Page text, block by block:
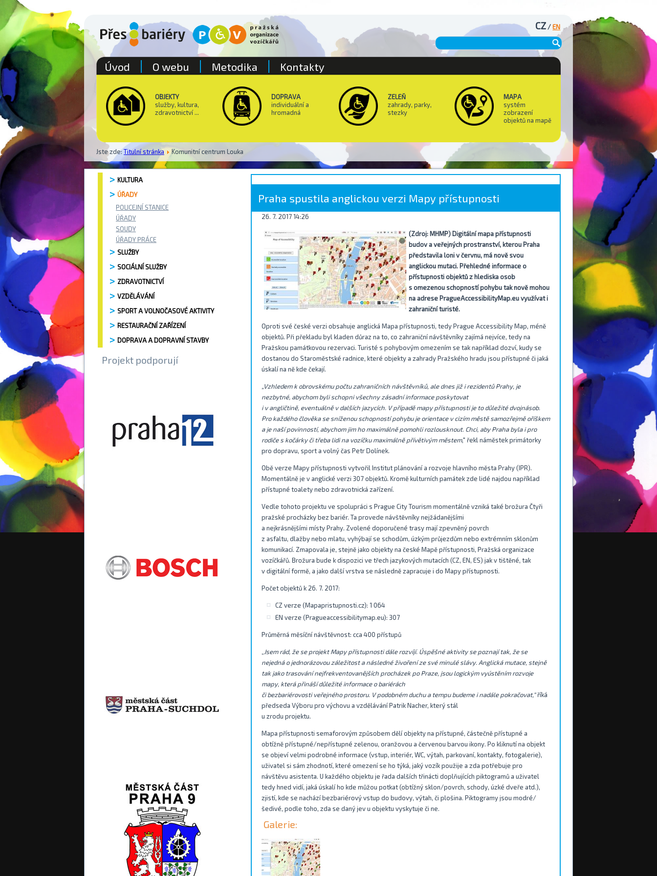
OBJEKTY
služby, kultura,
zdravotnictví ...
DOPRAVA
individuální a
hromadná
ZELEŇ
zahrady, parky,
stezky
MAPA
systém
zobrazení
objektů na mapě
CZ /EN
Jste zde:Titulní stránka Komunitní centrum Louka
Úvod O webu Metodika Kontakty
KULTURA
ÚŘADY
POLICEJNÍ STANICE
ÚŘADY
SOUDY
ÚŘADY PRÁCE
SLUŽBY
SOCIÁLNÍ SLUŽBY
ZDRAVOTNICTVÍ
VZDĚLÁVÁNÍ
SPORT A VOLNOČASOVÉ AKTIVITY
RESTAURAČNÍ ZAŘÍZENÍ
DOPRAVA A DOPRAVNÍ STAVBY
Projekt podporují
Praha spustila anglickou verzi Mapy přístupnosti
26. 7. 2017 14:26
(Zdroj: MHMP) Digitální mapa přístupnosti
budov a veřejných prostranství, kterou Praha
představila loni v červnu, má nově svou
anglickou mutaci. Přehledné informace o
přístupnosti objektů z hlediska osob
s omezenou schopností pohybu tak nově mohou
na adrese PragueAccessibilityMap.eu využívat i
zahraniční turisté.
Oproti své české verzi obsahuje anglická Mapa přístupnosti, tedy Prague Accessibility Map, méně
objektů. Při překladu byl kladen důraz na to, co zahraniční návštěvníky zajímá nejvíce, tedy na
Pražskou památkovou rezervaci. Turisté s pohybovým omezením se tak například dozví, kudy se
dostanou do Staroměstské radnice, které objekty a zahrady Pražského hradu jsou přístupné či jaká
úskalí na ně kde čekají.
„Vzhledem k obrovskému počtu zahraničních návštěvníků, ale dnes již i rezidentů Prahy, je
nezbytné, abychom byli schopni všechny zásadní informace poskytovat
i v angličtině, eventuálně v dalších jazycích. V případě mapy přístupnosti je to důležité dvojnásob.
Pro každého člověka se sníženou schopností pohybu je orientace v cizím městě samozřejmě oříškem
a je naší povinností, abychom jim ho maximálně pomohli rozlousknout. Chci, aby Praha byla i pro
rodiče s kočárky či třeba lidi na vozíčku maximálně přívětivým městem," řekl náměstek primátorky
pro dopravu, sport a volný čas Petr Dolínek.
Obě verze Mapy přístupnosti vytvořil Institut plánování a rozvoje hlavního města Prahy (IPR).
Momentálně je v anglické verzi 307 objektů. Kromě kulturních památek zde lidé najdou například
přístupné toalety nebo zdravotnická zařízení.
Vedle tohoto projektu ve spolupráci s Prague City Tourism momentálně vzniká také brožura Čtyři
pražské procházky bez bariér. Ta provede návštěvníky nejžádanějšími
a nejkrásnějšími místy Prahy. Zvolené doporučené trasy mají zpevněný povrch
z asfaltu, dlažby nebo mlatu, vyhýbají se schodům, úzkým průjezdům nebo extrémním sklonům
komunikací. Zmapovala je, stejně jako objekty na české Mapě přístupnosti, Pražská organizace
vozíčkářů. Brožura bude k dispozici ve třech jazykových mutacích (CZ, EN, ES) jak v tištěné, tak
v digitální formě, a jako další vrstva se následně zapracuje i do Mapy přístupnosti.
Počet objektů k 26. 7. 2017:
CZ verze (Mapapristupnosti.cz): 1 064
EN verze (Pragueaccessibilitymap.eu): 307
Průměrná měsíční návštěvnost: cca 400 přístupů
Jsem rád, že se projekt Mapy přístupnosti dále rozvíjí. Úspěšné aktivity se poznají tak, že se
nejedná o jednorázovou záležitost a následné živoření ze své minulé slávy. Anglická mutace, stejně
tak jako trasování nejfrekventovanějších procházek po Praze, jsou logickým vyústěním rozvoje
mapy, která přináší důležité informace o bariérách
či bezbariérovosti veřejného prostoru. V podobném duchu a tempu budeme i nadále pokračovat,“říká
předseda Výboru pro výchovu a vzdělávání Patrik Nacher, který stál
u zrodu projektu.
Mapa přístupnosti semaforovým způsobem dělí objekty na přístupné, částečně přístupné a
obtížně přístupné/nepřístupné zelenou, oranžovou a červenou barvou ikony. Po kliknutí na objekt
se objeví velmi podrobné informace (vstup, interiér, WC, výtah, parkovaní, kontakty, fotogalerie),
uživatel si sám zhodnotí, které omezení se ho týká, jaký vozík použije a zda potřebuje pro
návštěvu asistenta. U každého objektu je řada dalších třinácti doplňujících piktogramů a uživatel
tedy hned vidí, jaká úskalí ho kde můžou potkat (obtížný sklon/povrch, schody, úzké dveře atd.),
zjistí, kde se nachází bezbariérový vstup do budovy, výtah, či plošina. Piktogramy jsou modré/
šedivé, podle toho, zda se daný jev u objektu vyskytuje či ne.
Galerie: